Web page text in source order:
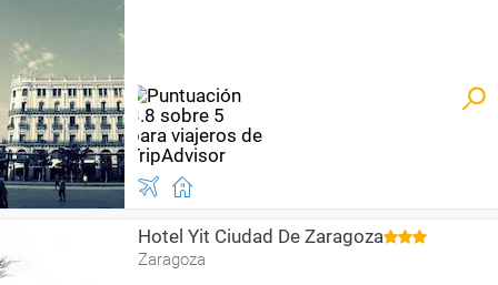
Hotel Yit Ciudad De Zaragoza
Zaragoza